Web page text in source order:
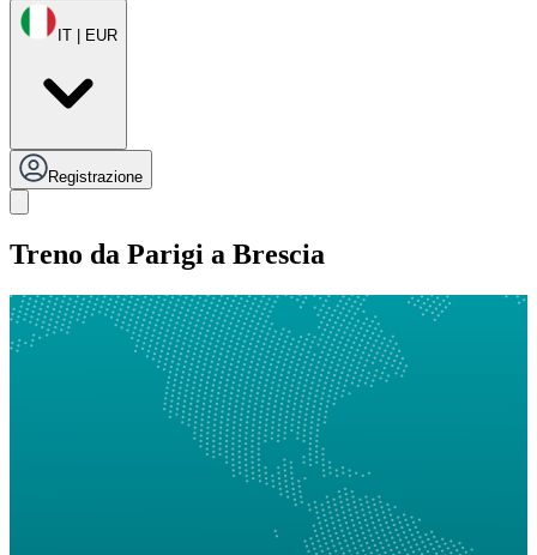
IT | EUR
Registrazione
Treno da Parigi a Brescia